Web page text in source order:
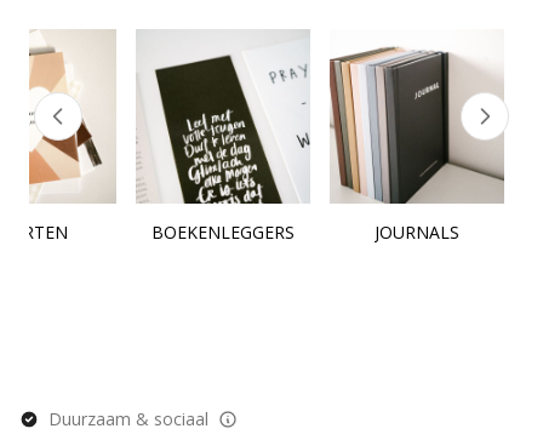
BOEKENLEGGERS JOURNALS
Duurzaam & sociaal